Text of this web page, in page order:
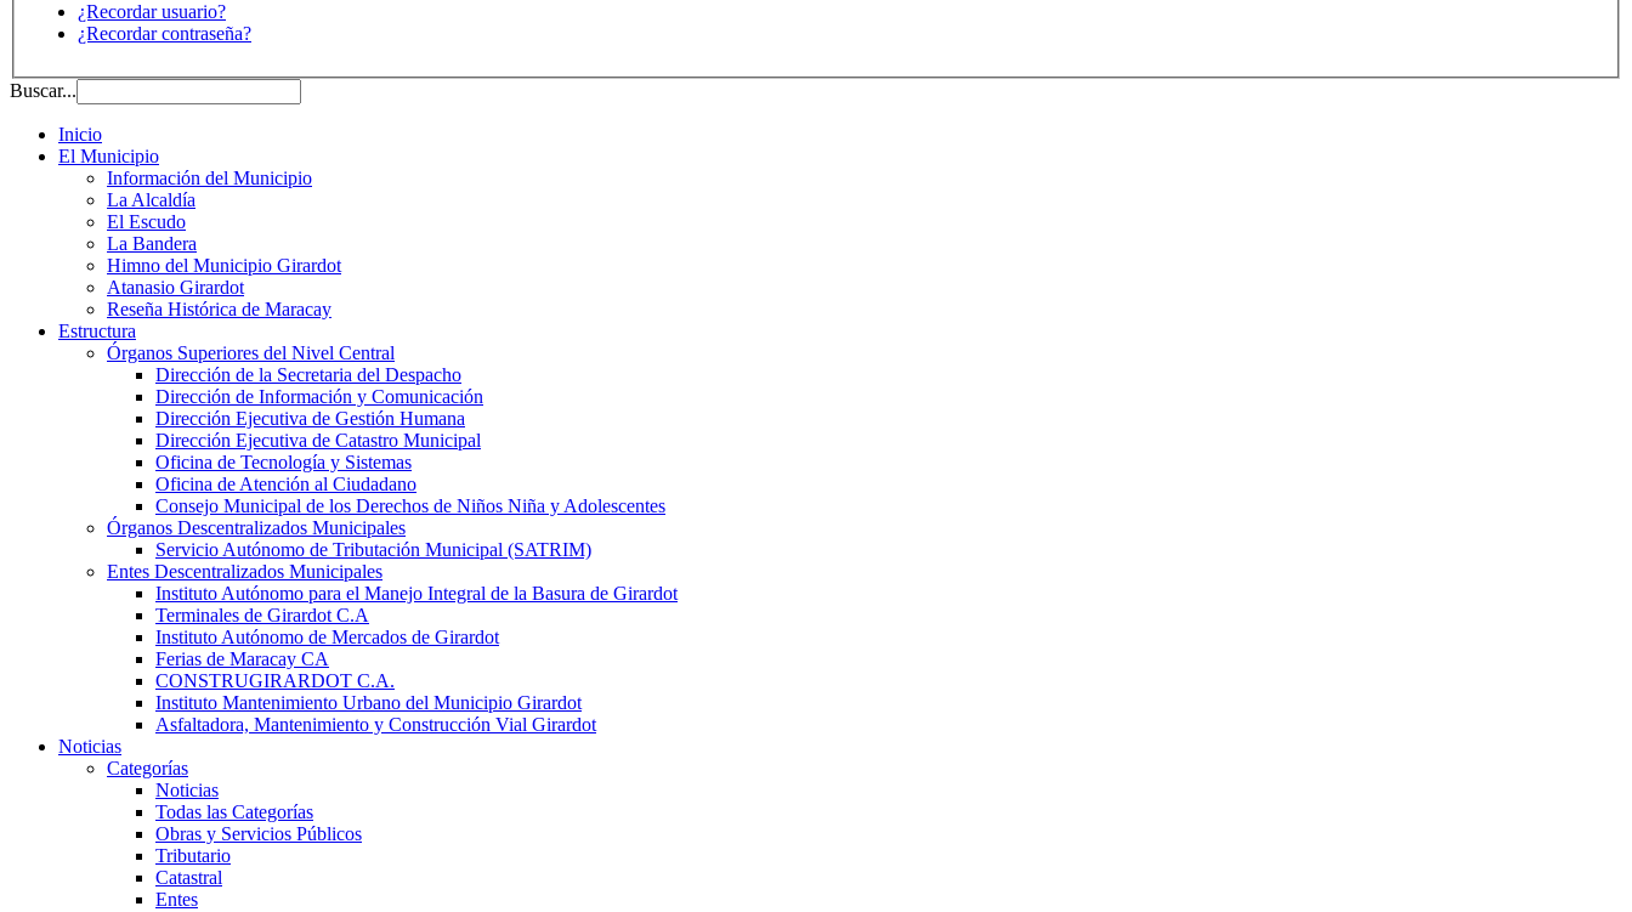
¿Recordar usuario?
¿Recordar contraseña?
Buscar...
Inicio
El Municipio
Información del Municipio
La Alcaldía
El Escudo
La Bandera
Himno del Municipio Girardot
Atanasio Girardot
Reseña Histórica de Maracay
Estructura
Órganos Superiores del Nivel Central
Dirección de la Secretaria del Despacho
Dirección de Información y Comunicación
Dirección Ejecutiva de Gestión Humana
Dirección Ejecutiva de Catastro Municipal
Oficina de Tecnología y Sistemas
Oficina de Atención al Ciudadano
Consejo Municipal de los Derechos de Niños Niña y Adolescentes
Órganos Descentralizados Municipales
Servicio Autónomo de Tributación Municipal (SATRIM)
Entes Descentralizados Municipales
Instituto Autónomo para el Manejo Integral de la Basura de Girardot
Terminales de Girardot C.A
Instituto Autónomo de Mercados de Girardot
Ferias de Maracay CA
CONSTRUGIRARDOT C.A.
Instituto Mantenimiento Urbano del Municipio Girardot
Asfaltadora, Mantenimiento y Construcción Vial Girardot
Noticias
Categorías
Noticias
Todas las Categorías
Obras y Servicios Públicos
Tributario
Catastral
Entes